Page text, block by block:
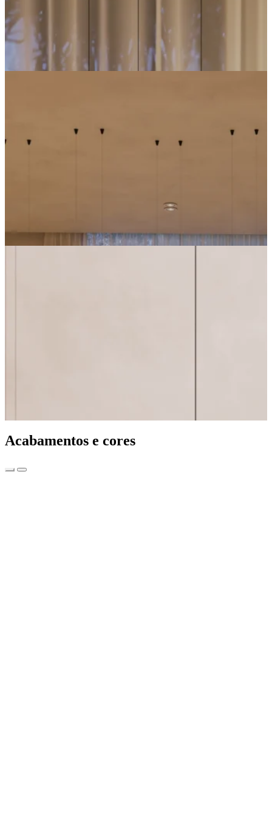
Acabamentos e cores